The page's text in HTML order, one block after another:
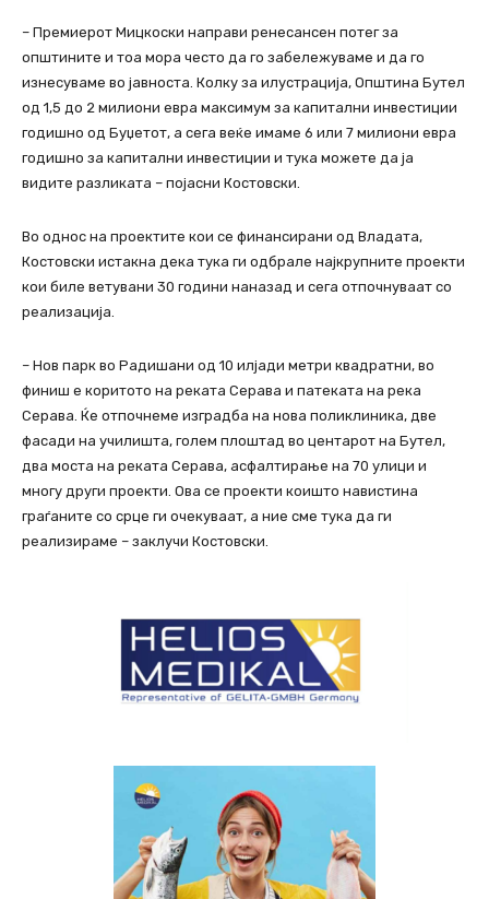
– Премиерот Мицкоски направи ренесансен потег за
општините и тоа мора често да го забележуваме и да го
изнесуваме во јавноста. Колку за илустрација, Општина Бутел
од 1,5 до 2 милиони евра максимум за капитални инвестиции
годишно од Буџетот, а сега веќе имаме 6 или 7 милиони евра
годишно за капитални инвестиции и тука можете да ја
видите разликата – појасни Костовски.
Во однос на проектите кои се финансирани од Владата,
Костовски истакна дека тука ги одбрале најкрупните проекти
кои биле ветувани 30 години наназад и сега отпочнуваат со
реализација.
– Нов парк во Радишани од 10 илјади метри квадратни, во
финиш е коритото на реката Серава и патеката на река
Серава. Ќе отпочнеме изградба на нова поликлиника, две
фасади на училишта, голем плоштад во центарот на Бутел,
два моста на реката Серава, асфалтирање на 70 улици и
многу други проекти. Ова се проекти коишто навистина
граѓаните со срце ги очекуваат, а ние сме тука да ги
реализираме – заклучи Костовски.